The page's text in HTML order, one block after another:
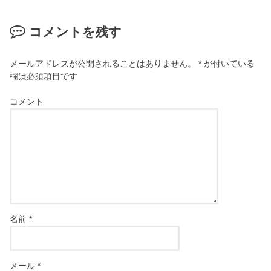
コメントを残す
メールアドレスが公開されることはありません。 * が付いている
欄は必須項目です
コメント
名前*
メール*